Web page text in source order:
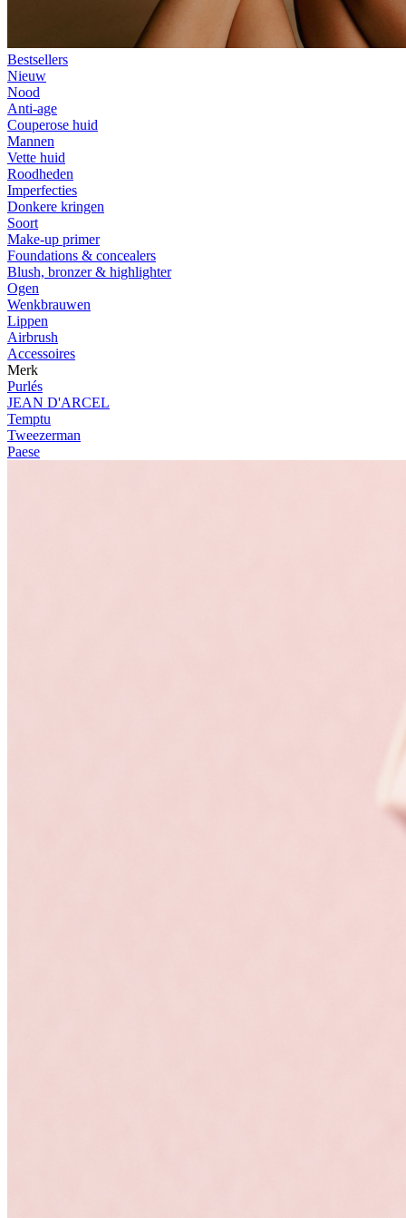
Bestsellers
Nieuw
Nood
Anti-age
Couperose huid
Mannen
Vette huid
Roodheden
Imperfecties
Donkere kringen
Soort
Make-up primer
Foundations & concealers
Blush, bronzer & highlighter
Ogen
Wenkbrauwen
Lippen
Airbrush
Accessoires
Merk
Purlés
JEAN D'ARCEL
Temptu
Tweezerman
Paese